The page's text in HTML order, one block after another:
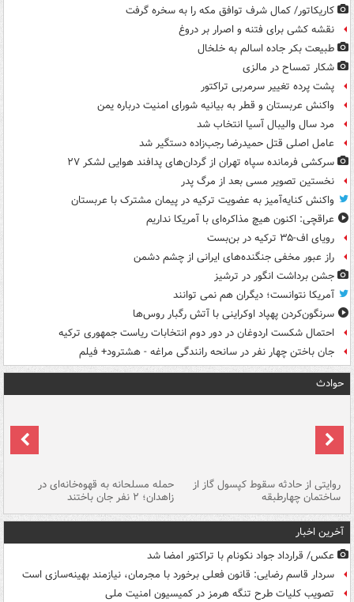
کاریکاتور/ کمال شرف توافق مکه را به سخره گرفت
نقشه کشی برای فتنه و اصرار بر دروغ
طبیعت بکر جاده اسالم به خلخال
شکار تمساح در مالزی
پشت پرده تغییر سرمربی تراکتور
واکنش عربستان و قطر به بیانیه شورای امنیت درباره یمن
مرد سال والیبال آسیا انتخاب شد
عامل اصلی قتل حمیدرضا رجب‌زاده دستگیر شد
سرکشی فرمانده سپاه تهران از گردان‌های پدافند هوایی لشکر ۲۷
نخستین تصویر مسی بعد از مرگ پدر
واکنش کنایه‌آمیز به عضویت ترکیه در پیمان مشترک با عربستان
عراقچی: اکنون هیچ مذاکره‌ای با آمریکا نداریم
رویای اف-۳۵ ترکیه در بن‌بست
راز عبور مخفی جنگنده‌های ایرانی از چشم دشمن
جشن برداشت انگور در ترشیز
آمریکا نتوانست؛ دیگران هم نمی توانند
سرنگون‌کردن پهپاد اوکراینی با آتش رگبار روس‌ها
احتمال شکست اردوغان در دور دوم انتخابات ریاست جمهوری ترکیه
جان باختن چهار نفر در سانحه رانندگی مراغه - هشترود+ فیلم
حوادث
روایتی از حادثه سقوط کپسول گاز از
ساختمان چهارطبقه
حمله مسلحانه به قهوه‌خانه‌ای در
زاهدان؛ ۲ نفر جان باختند
آخرین اخبار
عکس/ قرارداد جواد نکونام با تراکتور امضا شد
سردار قاسم رضایی: قانون فعلی برخورد با مجرمان، نیازمند بهینه‌سازی است
تصویب کلیات طرح تنگه هرمز در کمیسیون امنیت ملی